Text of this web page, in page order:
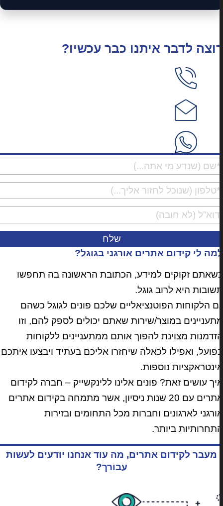
לדבר איתנו כבר עכשיו?
לי קידום אתרים אורגני בגוגל?
זקוקים למידע, הכתובת הראשונה בה תחפשו
היא לרוב גוגל.
הלקוחות הפוטנציאליים שלכם פונים לגוגל כשהם
במוצר/שירות שאתם יכולים לספק להם, וזו
מצוינת להפוך אותם ממתעניינים ללקוחות
ואפילו לכאלה שיחזרו אליכם בעתיד ויבצעו איתכם
נוספות.
עושים זאת? פונים אלינו ללינקשייק – חברה לקידום
אתרים עם 20 שנות ניסיון, אשר מתמחה בקידום אתרים
לארגונים וחברות מכל התחומים ובזירות
ביותר.
מעבר לקידום אתרים, מה עוד אנחנו יודעים לעשות
עבורך?